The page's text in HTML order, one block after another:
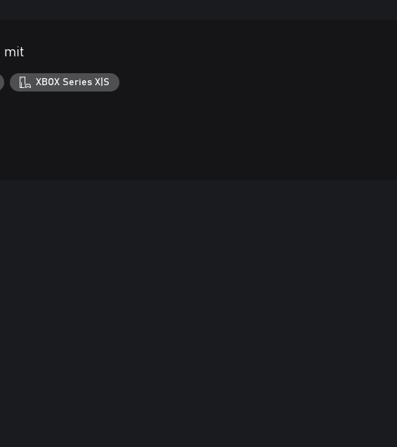
mit
XBOX Series X|S